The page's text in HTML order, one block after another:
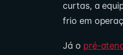
curtas, a
frio em
Já o pré-